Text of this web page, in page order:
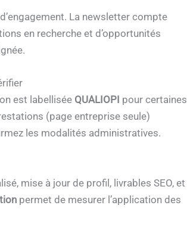
La newsletter compte
en recherche et d’opportunités
est labellisée QUALIOPI pour certaines
(page entreprise seule)
les modalités administratives.
mise à jour de profil, livrables SEO, et
permet de mesurer l’application des